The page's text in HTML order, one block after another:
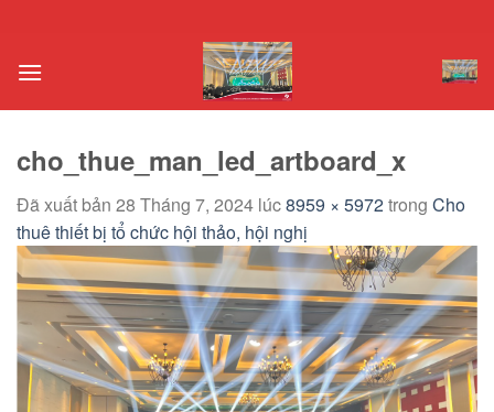
nội
cho_thue_man_led_artboard_x
Đã xuất bản 28 Tháng 7, 2024 lúc8959 × 5972trong Cho
thuê thiết bị tổ chức hội thảo, hội nghị